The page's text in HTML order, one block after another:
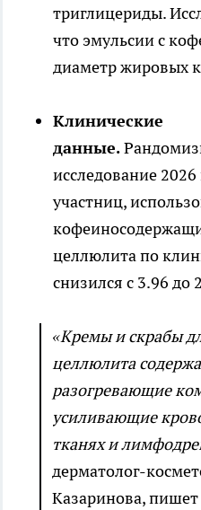
триглицериды.
что эмульсии с
диаметр жировых
Клинические
данные.
исследование 2026
участниц,
целлюлита по
снизился с 3.96 до
«Кремы и скрабы
целлюлита
разогревающие
усиливающие
тканях и
дерматолог-
Казаринова, пишет